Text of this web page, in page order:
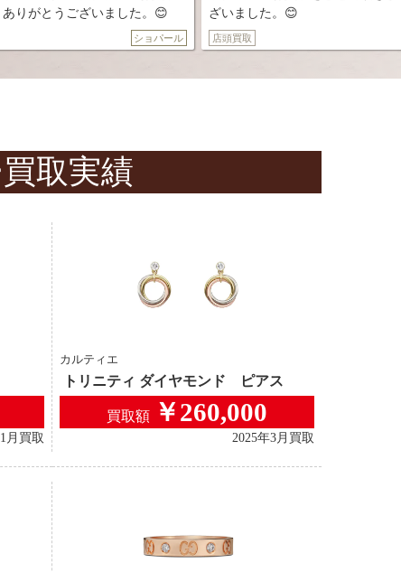
た。😊
店頭買取
ざいました。😊
買取実績
月買取
カルティエ
トリニティ ダイヤモンド ピアス
買取額 ￥260,000
2025年3月買取